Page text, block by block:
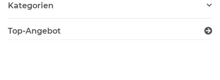
Kategorien
Top-Angebot